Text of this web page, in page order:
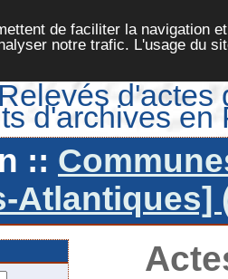
de faciliter la navigation
notre trafic. L'usage du
Relevés d'actes
d'archives en
::
Atlantiques]